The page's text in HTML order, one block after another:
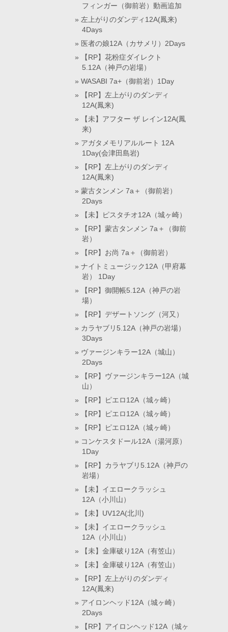
フィンガー（御前岩）動画追加
左上がりのダンディ12A(鳳来)
4Days
医者の娘12A（カサメリ）2Days
【RP】花粉症ダイレクト
5.12A（神戸の岩場）
WASABI 7a+（御前岩）1Day
【RP】左上がりのダンディ
12A(鳳来)
【未】アフター ザ レイン12A(鳳
来)
アガタメモリアルルート 12A
1Day(会津田島岩)
【RP】左上がりのダンディ
12A(鳳来)
蒙古タンメン 7a＋（御前岩）
2Days
【未】ピスタチオ12A（城ヶ崎）
【RP】蒙古タンメン 7a＋（御前
岩）
【RP】お尚 7a＋（御前岩）
ナイトミュージック12A（甲府幕
岩） 1Day
【RP】御開帳5.12A（神戸の岩
場）
【RP】デザートソング（河又）
カラヤブリ5.12A（神戸の岩場）
3Days
ヴァージンキラー12A（城山）
2Days
【RP】ヴァージンキラー12A（城
山）
【RP】ピエロ12A（城ヶ崎）
【RP】ピエロ12A（城ヶ崎）
【RP】ピエロ12A（城ヶ崎）
コンケスタドール12A（湯河原）
1Day
【RP】カラヤブリ5.12A（神戸の
岩場）
【未】イエロークラッシュ
12A（小川山）
【未】UV12A(北川)
【未】イエロークラッシュ
12A（小川山）
【未】金庫破り12A（有笠山）
【未】金庫破り12A（有笠山）
【RP】左上がりのダンディ
12A(鳳来)
アイロンヘッド12A（城ヶ崎）
2Days
【RP】アイロンヘッド12A（城ヶ